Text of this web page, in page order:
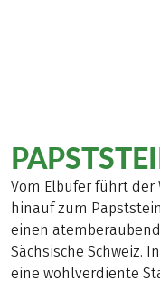
Vom Elbufer führt der
hinauf zum
einen
Sächsische Schweiz.
eine wohlverdiente